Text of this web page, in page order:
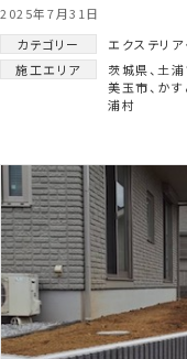
2025年7月31日
カテゴリー
エクステリ
施工エリア
茨城県、土
美玉市、 か
浦村